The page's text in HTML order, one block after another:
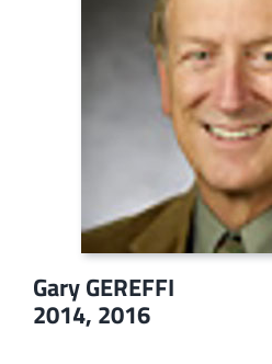
Gary GEREFFI
2014, 2016